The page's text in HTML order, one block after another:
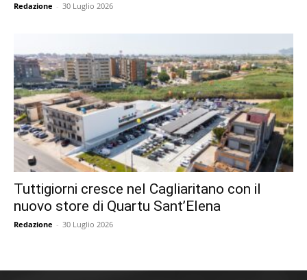
Redazione - 30 Luglio 2026
Tuttigiorni cresce nel Cagliaritano con il
nuovo store di Quartu Sant’Elena
Redazione - 30 Luglio 2026